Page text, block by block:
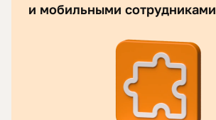
и мобильными сотрудниками